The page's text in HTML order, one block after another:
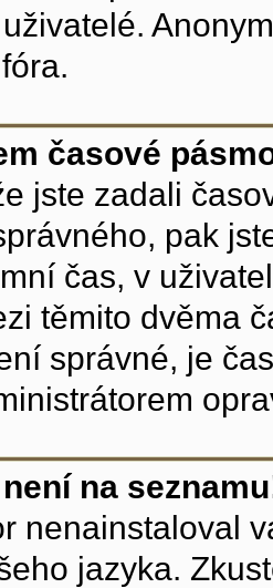
časové
jste zadali
pak
čas, v
těmito dvěma
správné, je
na
nenainstaloval
jazyka.